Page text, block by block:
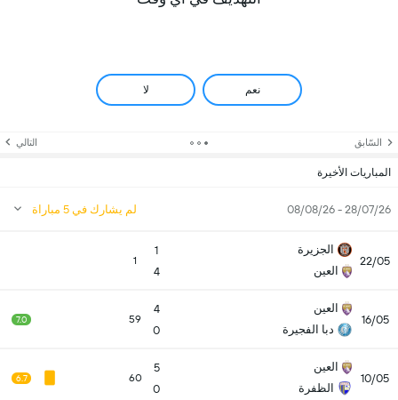
نعم لا
السّابق التالي
المباريات الأخيرة
28/07/26 - 08/08/26 لم يشارك في 5 مباراة
22/05
الجزيرة
العين
1
4
1
16/05
العين
دبا الفجيرة
4
0
59
7.0
10/05
العين
الظفرة
5
0
60
6.7